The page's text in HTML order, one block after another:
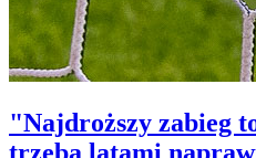
"Najdroższy zabieg
trzeba latami